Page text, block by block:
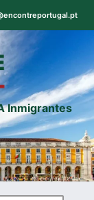
Inmigrantes